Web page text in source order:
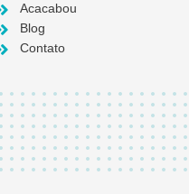
Acacabou
Blog
Contato